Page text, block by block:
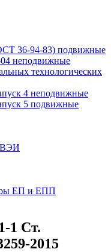
36-94-83) подвижные
неподвижные
технологических
4 неподвижные
5 подвижные
ВЭИ
ЕП и ЕПП
1 Ст.
2015